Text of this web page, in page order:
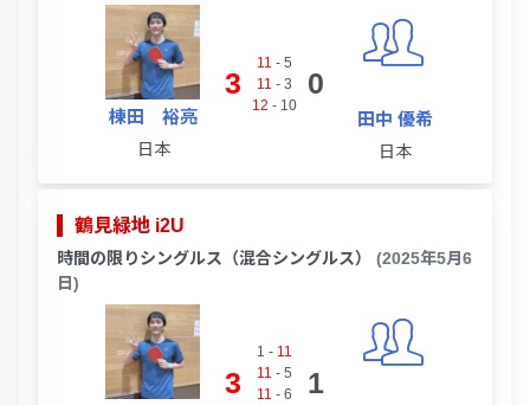
棟田 裕亮
日本
3
11 - 5
11 - 3
12 - 10
0
田中 優希
日本
鶴見緑地 i2U
時間の限りシングルス（混合シングルス）
(2025年5月6
日)
3
1 - 11
11 - 5
11 - 6
1